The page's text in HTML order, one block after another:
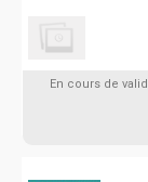
En cours de